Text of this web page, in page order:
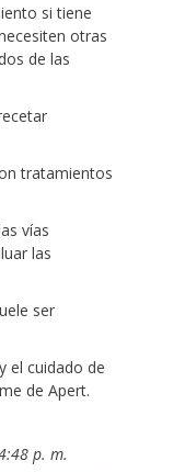
si tiene
otras
de las
tratamientos
vías
las
ser
el cuidado de
de Apert.
p. m.